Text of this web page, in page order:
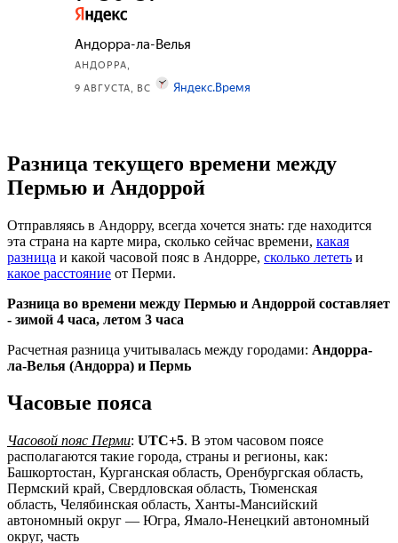
Разница текущего времени между
Пермью и Андоррой
Отправляясь в Андорру, всегда хочется знать: где находится
эта страна на карте мира, сколько сейчас времени, какая
разница и какой часовой пояс в Андорре, сколько лететь и
какое расстояние от Перми.
Разница во времени между Пермью и Андоррой составляет
- зимой 4 часа, летом 3 часа
Расчетная разница учитывалась между городами: Андорра-
ла-Велья (Андорра) и Пермь
Часовые пояса
Часовой пояс Перми: UTC+5. В этом часовом поясе
располагаются такие города, страны и регионы, как:
Башкортостан, Курганская область, Оренбургская область,
Пермский край, Свердловская область, Тюменская
область, Челябинская область, Ханты-Мансийский
автономный округ — Югра, Ямало-Ненецкий автономный
округ, часть